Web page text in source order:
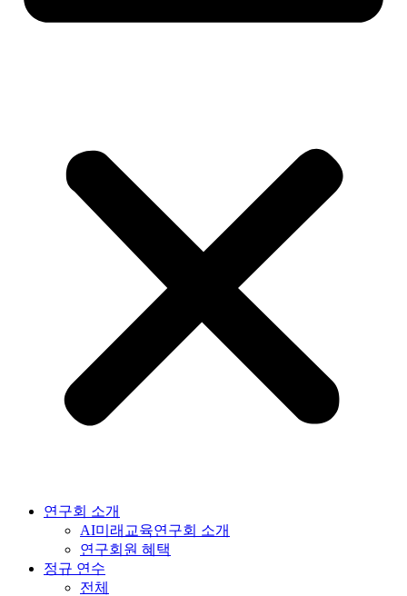
연구회 소개
AI미래교육연구회 소개
연구회원 혜택
정규 연수
전체